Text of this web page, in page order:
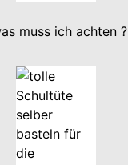
muss ich achten ?